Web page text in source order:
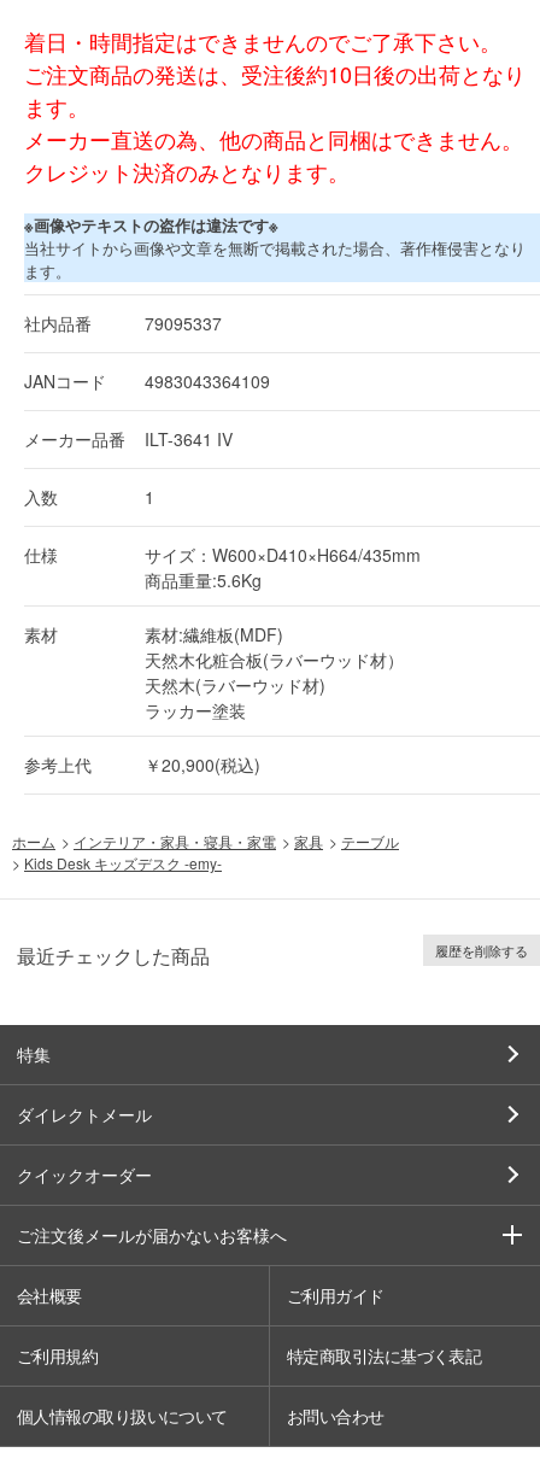
着日・時間指定はできませんのでご了承下さい。
ご注文商品の発送は、受注後約10日後の出荷となり
ます。
メーカー直送の為、他の商品と同梱はできません。
クレジット決済のみとなります。
※画像やテキストの盗作は違法です※
当社サイトから画像や文章を無断で掲載された場合、著作権侵害となり
ます。
社内品番 79095337
JANコード 4983043364109
メーカー品番 ILT-3641 IV
入数 1
仕様
サイズ：W600×D410×H664/435mm
商品重量:5.6Kg
素材
素材:繊維板(MDF)
天然木化粧合板(ラバーウッド材）
天然木(ラバーウッド材)
ラッカー塗装
参考上代 ￥20,900(税込)
ホーム > インテリア・家具・寝具・家電 > 家具 > テーブル
> Kids Desk キッズデスク -emy-
最近チェックした商品 履歴を削除する
特集
ダイレクトメール
クイックオーダー
ご注文後メールが届かないお客様へ
会社概要 ご利用ガイド
ご利用規約 特定商取引法に基づく表記
個人情報の取り扱いについて お問い合わせ